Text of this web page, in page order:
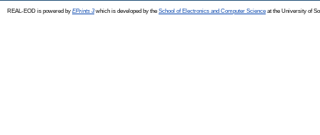
REAL-EOD is powered by EPrints 3which is developed by the School of Electronics and Computer Science at the University of